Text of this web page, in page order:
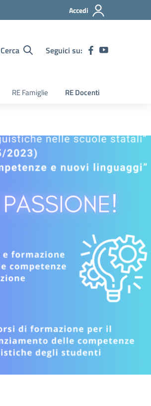
Accedi
Cerca Seguici su:
RE Famiglie RE Docenti